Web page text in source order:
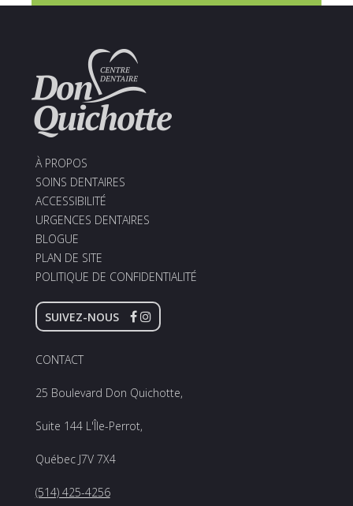
À PROPOS
SOINS DENTAIRES
ACCESSIBILITÉ
URGENCES DENTAIRES
BLOGUE
PLAN DE SITE
POLITIQUE DE CONFIDENTIALITÉ
SUIVEZ-NOUS
CONTACT
25 Boulevard Don Quichotte,
Suite 144 L'Île-Perrot,
Québec J7V 7X4
(514) 425-4256